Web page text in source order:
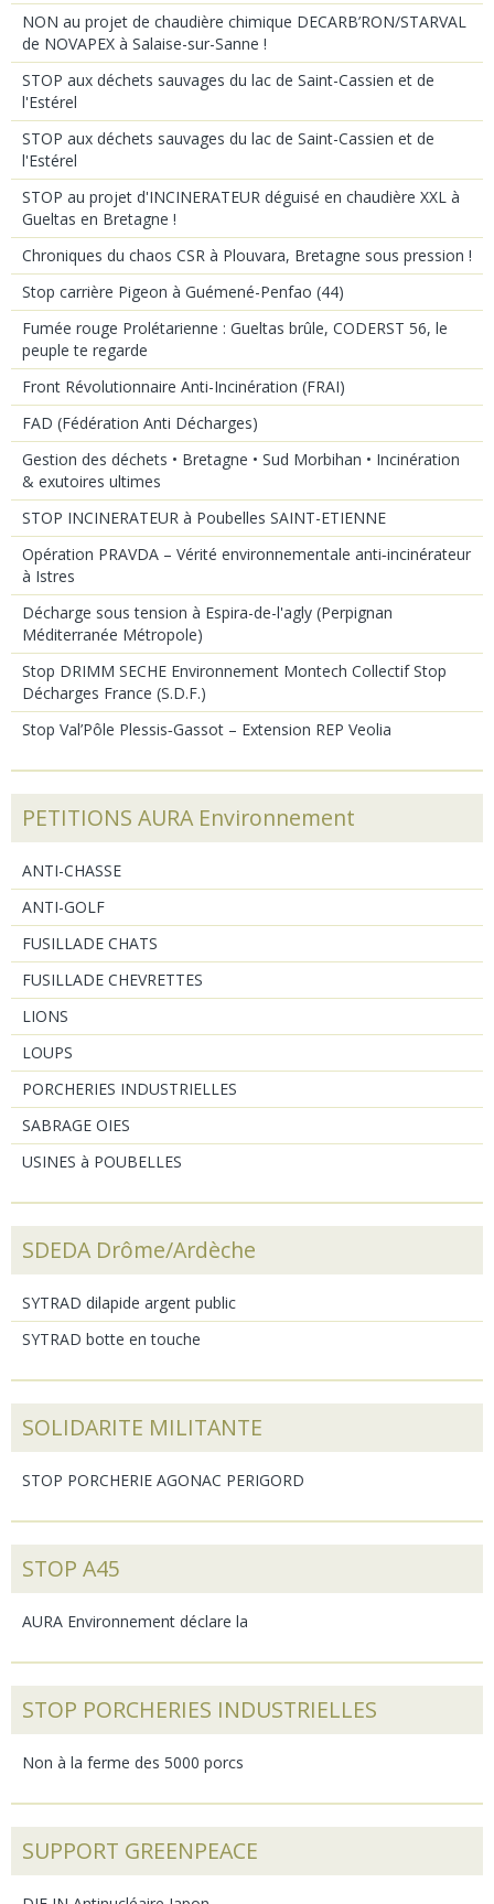
NON au projet de chaudière chimique DECARB’RON/STARVAL
de NOVAPEX à Salaise-sur-Sanne !
STOP aux déchets sauvages du lac de Saint-Cassien et de
l'Estérel
STOP aux déchets sauvages du lac de Saint-Cassien et de
l'Estérel
STOP au projet d'INCINERATEUR déguisé en chaudière XXL à
Gueltas en Bretagne !
Chroniques du chaos CSR à Plouvara, Bretagne sous pression !
Stop carrière Pigeon à Guémené-Penfao (44)
Fumée rouge Prolétarienne : Gueltas brûle, CODERST 56, le
peuple te regarde
Front Révolutionnaire Anti-Incinération (FRAI)
FAD (Fédération Anti Décharges)
Gestion des déchets • Bretagne • Sud Morbihan • Incinération
& exutoires ultimes
STOP INCINERATEUR à Poubelles SAINT-ETIENNE
Opération PRAVDA – Vérité environnementale anti‑incinérateur
à Istres
Décharge sous tension à Espira-de-l'agly (Perpignan
Méditerranée Métropole)
Stop DRIMM SECHE Environnement Montech Collectif Stop
Décharges France (S.D.F.)
Stop Val’Pôle Plessis‑Gassot – Extension REP Veolia
PETITIONS AURA Environnement
ANTI-CHASSE
ANTI-GOLF
FUSILLADE CHATS
FUSILLADE CHEVRETTES
LIONS
LOUPS
PORCHERIES INDUSTRIELLES
SABRAGE OIES
USINES à POUBELLES
SDEDA Drôme/Ardèche
SYTRAD dilapide argent public
SYTRAD botte en touche
SOLIDARITE MILITANTE
STOP PORCHERIE AGONAC PERIGORD
STOP A45
AURA Environnement déclare la
STOP PORCHERIES INDUSTRIELLES
Non à la ferme des 5000 porcs
SUPPORT GREENPEACE